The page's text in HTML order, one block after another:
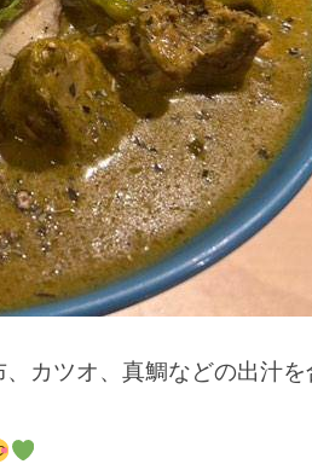
カツオ、真鯛などの出汁